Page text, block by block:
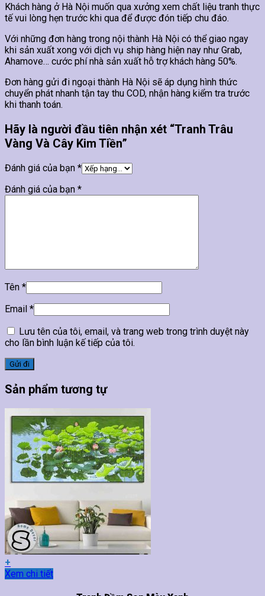
Khách hàng ở Hà Nội muốn qua xưởng xem chất liệu tranh thực
tế vui lòng hẹn trước khi qua để được đón tiếp chu đáo.
Với những đơn hàng trong nội thành Hà Nội có thể giao ngay
khi sản xuất xong với dịch vụ ship hàng hiện nay như Grab,
Ahamove… cước phí nhà sản xuất hỗ trợ khách hàng 50%.
Đơn hàng gửi đi ngoại thành Hà Nội sẽ áp dụng hình thức
chuyển phát nhanh tận tay thu COD, nhận hàng kiểm tra trước
khi thanh toán.
Hãy là người đầu tiên nhận xét “Tranh Trâu
Vàng Và Cây Kim Tiền”
Đánh giá của bạn *
Đánh giá của bạn *
Tên *
Email *
Lưu tên của tôi, email, và trang web trong trình duyệt này
cho lần bình luận kế tiếp của tôi.
Sản phẩm tương tự
+
Sản
Xem chi tiết